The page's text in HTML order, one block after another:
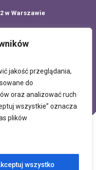
jakość przeglądania,
do
oraz analizować ruch
wszystkie” oznacza
plików
wszystko
w Warszawie
65 52
nr 146 przy ul.